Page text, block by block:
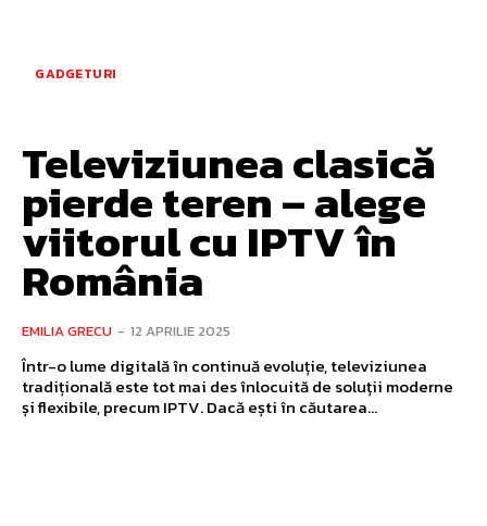
GADGETURI
Televiziunea clasică
pierde teren – alege
viitorul cu IPTV în
România
EMILIA GRECU - 12 APRILIE 2025
Într-o lume digitală în continuă evoluție, televiziunea
tradițională este tot mai des înlocuită de soluții moderne
și flexibile, precum IPTV. Dacă ești în căutarea...